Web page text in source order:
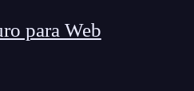
para Web